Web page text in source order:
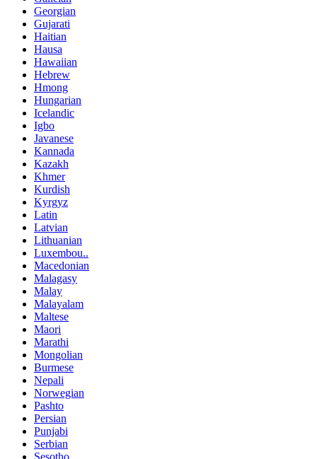
Georgian
Gujarati
Haitian
Hausa
Hawaiian
Hebrew
Hmong
Hungarian
Icelandic
Igbo
Javanese
Kannada
Kazakh
Khmer
Kurdish
Kyrgyz
Latin
Latvian
Lithuanian
Luxembou..
Macedonian
Malagasy
Malay
Malayalam
Maltese
Maori
Marathi
Mongolian
Burmese
Nepali
Norwegian
Pashto
Persian
Punjabi
Serbian